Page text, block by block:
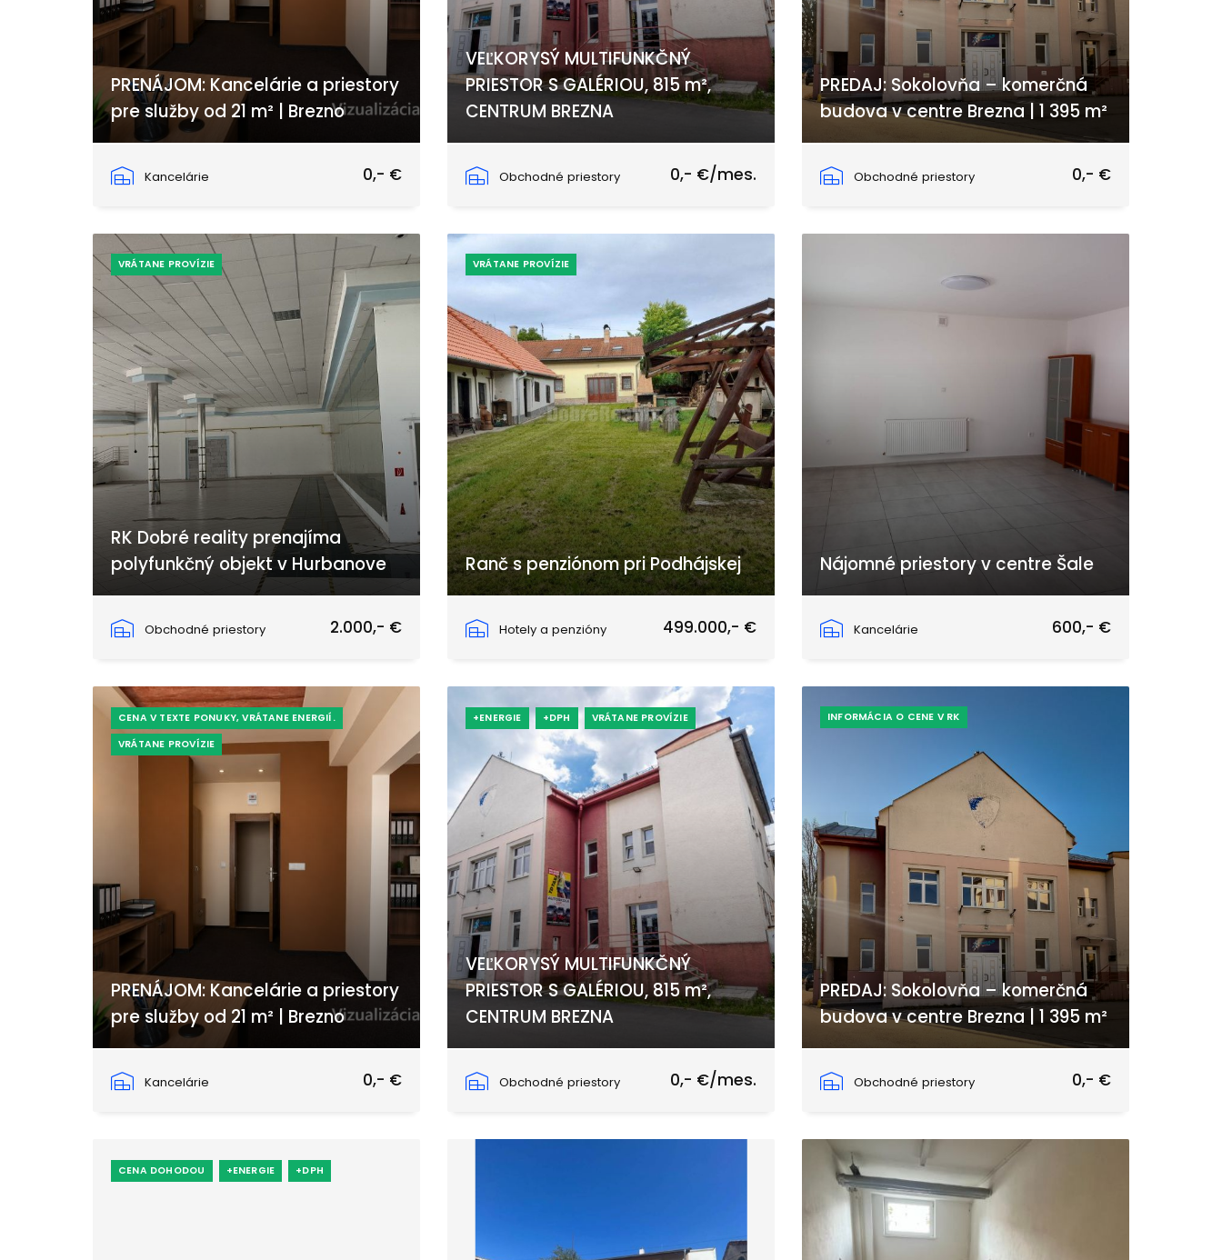
PRENÁJOM: Kancelárie a priestory
pre služby od 21 m² | Brezno
Kancelárie
0,- €
VEĽKORYSÝ MULTIFUNKČNÝ
PRIESTOR S GALÉRIOU, 815 m²,
CENTRUM BREZNA
Nábrežie Dukelských hrdinov 4, Brezno
Obchodné priestory
0,- €/mes.
PREDAJ: Sokolovňa – komerčná
budova v centre Brezna | 1 395 m²
Obchodné priestory
0,- €
VRÁTANE PROVÍZIE
RK Dobré reality prenajíma
polyfunkčný objekt v Hurbanove
Obchodné priestory
2.000,- €
VRÁTANE PROVÍZIE
Ranč s penziónom pri Podhájskej
Hotely a penzióny
499.000,- €
Nájomné priestory v centre Šale
Kancelárie
600,- €
CENA V TEXTE PONUKY, VRÁTANE ENERGIÍ.
VRÁTANE PROVÍZIE
PRENÁJOM: Kancelárie a priestory
pre služby od 21 m² | Brezno
Kancelárie
0,- €
+ENERGIE +DPH VRÁTANE PROVÍZIE
VEĽKORYSÝ MULTIFUNKČNÝ
PRIESTOR S GALÉRIOU, 815 m²,
CENTRUM BREZNA
Nábrežie Dukelských hrdinov 4, Brezno
Obchodné priestory
0,- €/mes.
INFORMÁCIA O CENE V RK
PREDAJ: Sokolovňa – komerčná
budova v centre Brezna | 1 395 m²
Obchodné priestory
0,- €
CENA DOHODOU +ENERGIE +DPH